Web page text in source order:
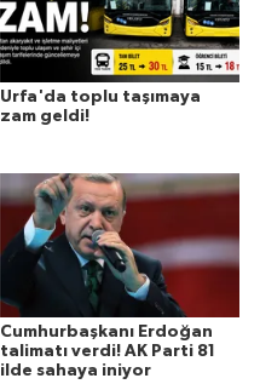
Urfa'da toplu taşımaya
zam geldi!
Cumhurbaşkanı Erdoğan
talimatı verdi! AK Parti 81
ilde sahaya iniyor